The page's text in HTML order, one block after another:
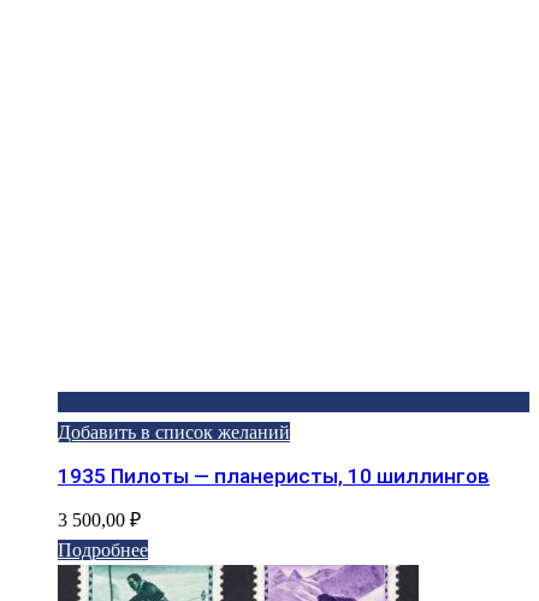
Добавить в список желаний
1935 Пилоты — планеристы, 10 шиллингов
3 500,00 ₽
Подробнее